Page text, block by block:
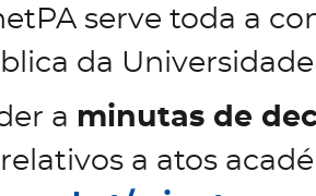
serve toda a
da
a minutas de
relativos a atos